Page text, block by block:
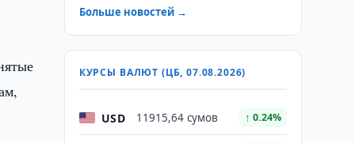
Больше новостей →
КУРСЫ ВАЛЮТ (ЦБ, 07.08.2026)
USD 11915,64 сумов ↑ 0.24%